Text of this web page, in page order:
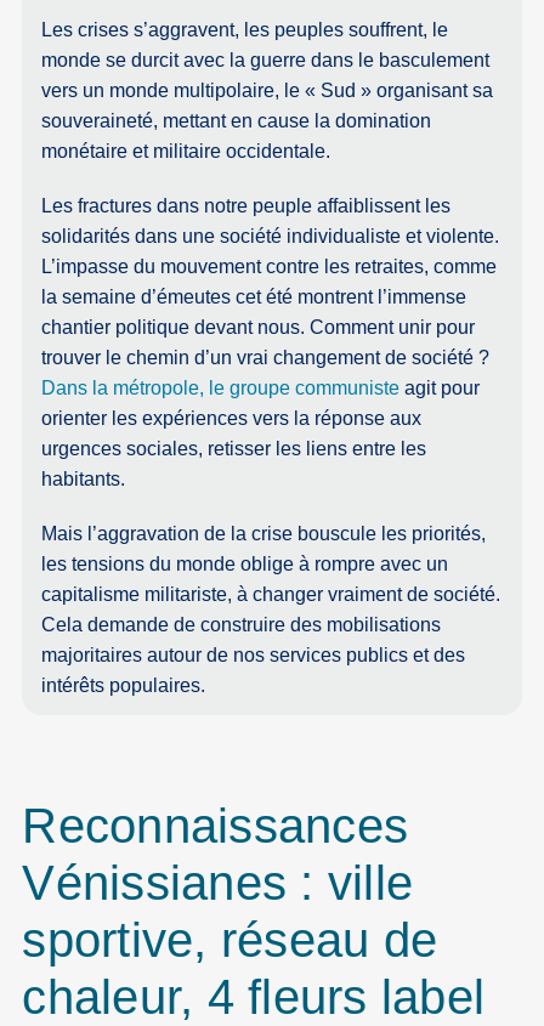
Les crises s’aggravent, les peuples souffrent, le
monde se durcit avec la guerre dans le basculement
vers un monde multipolaire, le « Sud » organisant sa
souveraineté, mettant en cause la domination
monétaire et militaire occidentale.
Les fractures dans notre peuple affaiblissent les
solidarités dans une société individualiste et violente.
L’impasse du mouvement contre les retraites, comme
la semaine d’émeutes cet été montrent l’immense
chantier politique devant nous. Comment unir pour
trouver le chemin d’un vrai changement de société ?
Dans la métropole, le groupe communiste agit pour
orienter les expériences vers la réponse aux
urgences sociales, retisser les liens entre les
habitants.
Mais l’aggravation de la crise bouscule les priorités,
les tensions du monde oblige à rompre avec un
capitalisme militariste, à changer vraiment de société.
Cela demande de construire des mobilisations
majoritaires autour de nos services publics et des
intérêts populaires.
Reconnaissances
Vénissianes : ville
sportive, réseau de
chaleur, 4 fleurs label